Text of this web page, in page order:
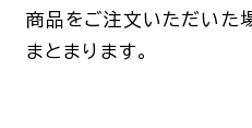
商品をご注文いただいた
まとまります。